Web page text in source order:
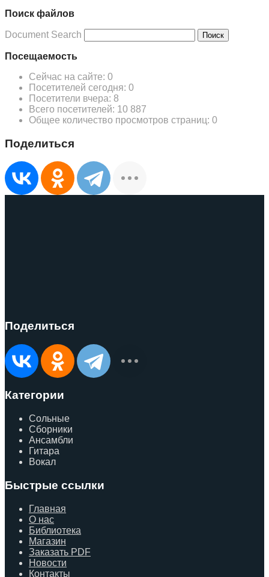
Поиск файлов
Document Search Поиск
Посещаемость
Сейчас на сайте: 0
Посетителей сегодня: 0
Посетители вчера: 8
Всего посетителей: 10 887
Общее количество просмотров страниц: 0
Поделиться
Поделиться
Категории
Сольные
Сборники
Ансамбли
Гитара
Вокал
Быстрые ссылки
Главная
О нас
Библиотека
Магазин
Заказать PDF
Новости
Контакты